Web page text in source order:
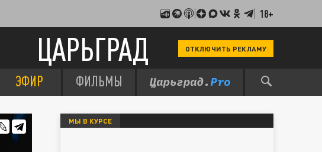
18+
ЦАРЬГРАД ОТКЛЮЧИТЬ РЕКЛАМУ
ЭФИР ФИЛЬМЫ
МЫ В КУРСЕ